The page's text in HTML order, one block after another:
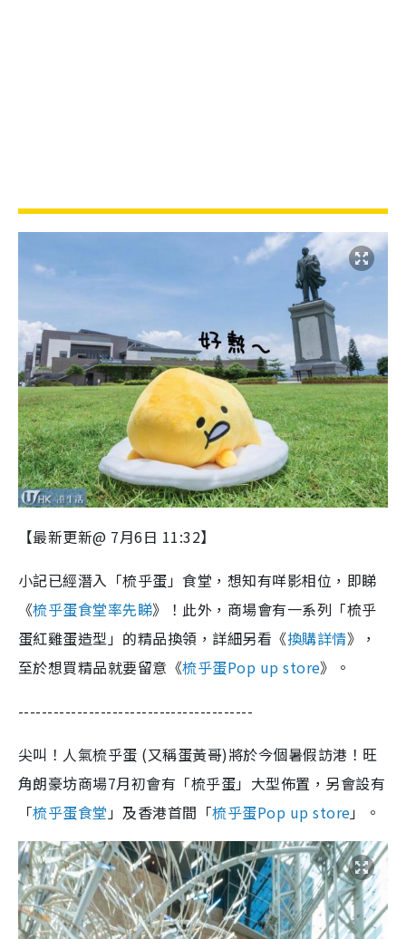
【最新更新@ 7月6日 11:32】
小記已經潛入「梳乎蛋」食堂，想知有咩影相位，即睇
《梳乎蛋食堂率先睇》！此外，商場會有一系列「梳乎
蛋紅雞蛋造型」的精品換領，詳細另看《換購詳情》，
至於想買精品就要留意《梳乎蛋Pop up store》。
----------------------------------------
尖叫！人氣梳乎蛋 (又稱蛋黃哥)將於今個暑假訪港！旺
角朗豪坊商場7月初會有「梳乎蛋」大型佈置，另會設有
「梳乎蛋食堂」及香港首間「梳乎蛋Pop up store」。